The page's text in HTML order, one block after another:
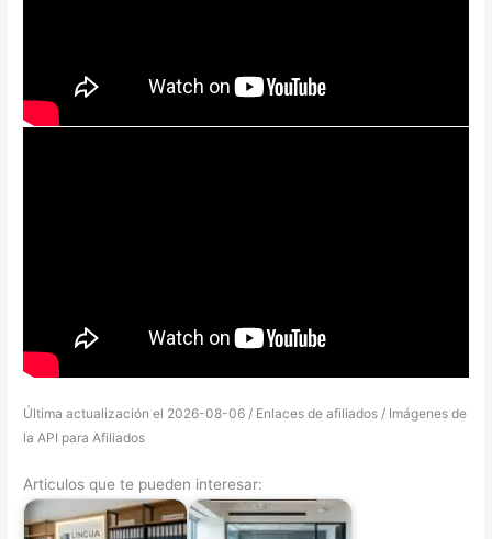
Última actualización el 2026-08-06 / Enlaces de afiliados / Imágenes de
la API para Afiliados
Articulos que te pueden interesar: